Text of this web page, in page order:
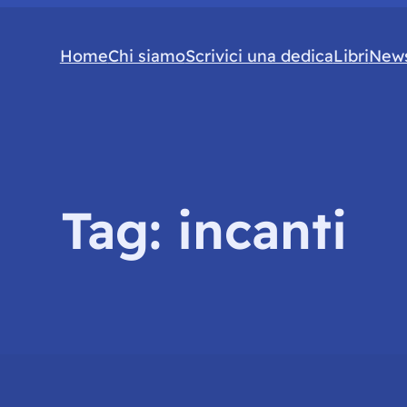
HomeChi siamoScrivici una dedicaLibri
Tag: incanti